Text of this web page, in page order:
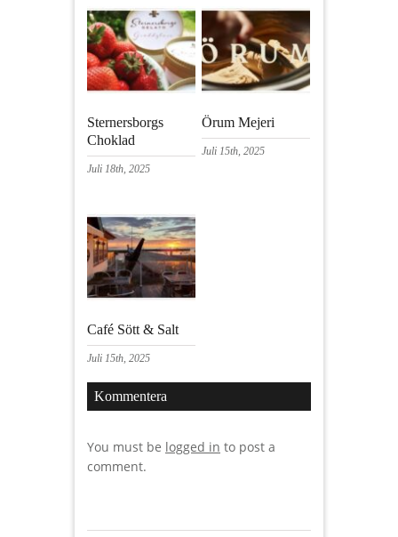
Sternersborgs
Choklad
Juli 18th, 2025
Örum Mejeri
Juli 15th, 2025
Café Sött & Salt
Juli 15th, 2025
Kommentera
You must be logged in to post a
comment.